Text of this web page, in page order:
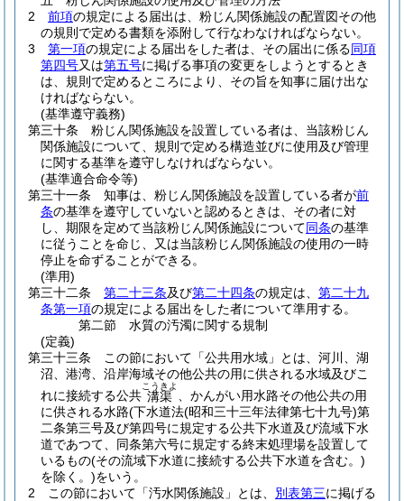
2
前項の規定による届出は、粉じん関係施設の配置図その他
の規則で定める書類を添附して行なわなければならない。
3
第一項の規定による届出をした者は、その届出に係る同項
第四号又は第五号に掲げる事項の変更をしようとするとき
は、規則で定めるところにより、その旨を知事に届け出な
ければならない。
(基準遵守義務)
第三十条
粉じん関係施設を設置している者は、当該粉じん
関係施設について、規則で定める構造並びに使用及び管理
に関する基準を遵守しなければならない。
(基準適合命令等)
第三十一条
知事は、粉じん関係施設を設置している者が前
条の基準を遵守していないと認めるときは、その者に対
し、期限を定めて当該粉じん関係施設について同条の基準
に従うことを命じ、又は当該粉じん関係施設の使用の一時
停止を命ずることができる。
(準用)
第三十二条
第二十三条及び第二十四条の規定は、 第二十九
条第一項の規定による届出をした者について準用する。
第二節
水質の汚濁に関する規制
(定義)
第三十三条
この節において「公共用水域」とは、河川、湖
沼、港湾、沿岸海域その他公共の用に供される水域及びこ
れに接続する公共 溝渠
こうきよ
、かんがい用水路その他公共の用
に供される水路(下水道法(昭和三十三年法律第七十九号)第
二条第三号及び第四号に規定する公共下水道及び流域下水
道であつて、同条第六号に規定する終末処理場を設置して
いるもの(その流域下水道に接続する公共下水道を含む。)
を除く。)をいう。
2
この節において「汚水関係施設」とは、 別表第三に掲げる